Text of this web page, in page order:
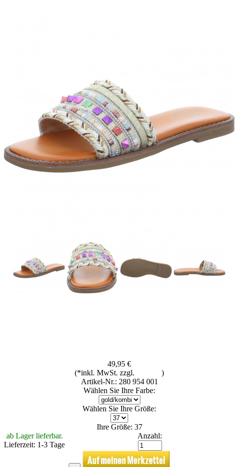
49,95 €
(*inkl. MwSt. zzgl.
)
Artikel-Nr.: 280 954 001
Wählen Sie Ihre Farbe:
Wählen Sie Ihre Größe:
Ihre Größe: 37
ab Lager lieferbar.
Lieferzeit: 1-3 Tage
Anzahl: